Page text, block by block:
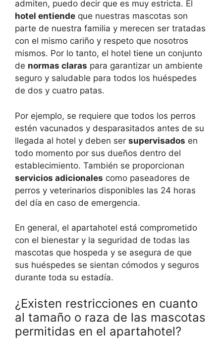
admiten, puedo decir que es muy estricta. El
hotel entiende que nuestras mascotas son
parte de nuestra familia y merecen ser tratadas
con el mismo cariño y respeto que nosotros
mismos. Por lo tanto, el hotel tiene un conjunto
de normas claras para garantizar un ambiente
seguro y saludable para todos los huéspedes
de dos y cuatro patas.
Por ejemplo, se requiere que todos los perros
estén vacunados y desparasitados antes de su
llegada al hotel y deben ser supervisados en
todo momento por sus dueños dentro del
establecimiento. También se proporcionan
servicios adicionales como paseadores de
perros y veterinarios disponibles las 24 horas
del día en caso de emergencia.
En general, el apartahotel está comprometido
con el bienestar y la seguridad de todas las
mascotas que hospeda y se asegura de que
sus huéspedes se sientan cómodos y seguros
durante toda su estadía.
¿Existen restricciones en cuanto
al tamaño o raza de las mascotas
permitidas en el apartahotel?